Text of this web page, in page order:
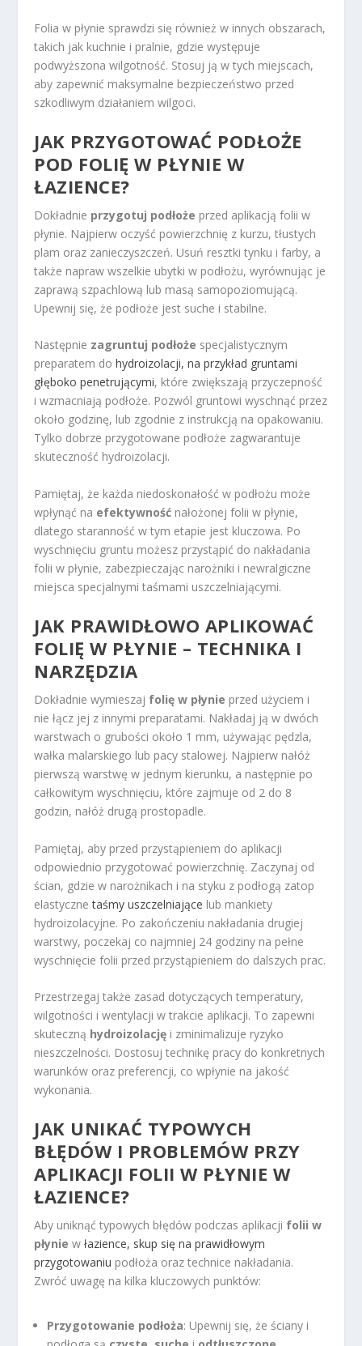
Folia w płynie sprawdzi się również w innych obszarach,
takich jak kuchnie i pralnie, gdzie występuje
podwyższona wilgotność. Stosuj ją w tych miejscach,
aby zapewnić maksymalne bezpieczeństwo przed
szkodliwym działaniem wilgoci.
JAK PRZYGOTOWAĆ PODŁOŻE
POD FOLIĘ W PŁYNIE W
ŁAZIENCE?
Dokładnie przygotuj podłoże przed aplikacją folii w
płynie. Najpierw oczyść powierzchnię z kurzu, tłustych
plam oraz zanieczyszczeń. Usuń resztki tynku i farby, a
także napraw wszelkie ubytki w podłożu, wyrównując je
zaprawą szpachlową lub masą samopoziomującą.
Upewnij się, że podłoże jest suche i stabilne.
Następnie zagruntuj podłoże specjalistycznym
preparatem dohydroizolacji, na przykład gruntami
głęboko penetrującymi, które zwiększają przyczepność
i wzmacniają podłoże. Pozwól gruntowi wyschnąć przez
około godzinę, lub zgodnie z instrukcją na opakowaniu.
Tylko dobrze przygotowane podłoże zagwarantuje
skuteczność hydroizolacji.
Pamiętaj, że każda niedoskonałość w podłożu może
wpłynąć na efektywność nałożonej folii w płynie,
dlatego staranność w tym etapie jest kluczowa. Po
wyschnięciu gruntu możesz przystąpić do nakładania
folii w płynie, zabezpieczając narożniki i newralgiczne
miejsca specjalnymi taśmami uszczelniającymi.
JAK PRAWIDŁOWO APLIKOWAĆ
FOLIĘ W PŁYNIE – TECHNIKA I
NARZĘDZIA
Dokładnie wymieszaj folię w płynie przed użyciem i
nie łącz jej z innymi preparatami. Nakładaj ją w dwóch
warstwach o grubości około 1 mm, używając pędzla,
wałka malarskiego lub pacy stalowej. Najpierw nałóż
pierwszą warstwę w jednym kierunku, a następnie po
całkowitym wyschnięciu, które zajmuje od 2 do 8
godzin, nałóż drugą prostopadle.
Pamiętaj, aby przed przystąpieniem do aplikacji
odpowiednio przygotować powierzchnię. Zaczynaj od
ścian, gdzie w narożnikach i na styku z podłogą zatop
elastycznetaśmy uszczelniające lub mankiety
hydroizolacyjne. Po zakończeniu nakładania drugiej
warstwy, poczekaj co najmniej 24 godziny na pełne
wyschnięcie folii przed przystąpieniem do dalszych prac.
Przestrzegaj także zasad dotyczących temperatury,
wilgotności i wentylacji w trakcie aplikacji. To zapewni
skuteczną hydroizolację i zminimalizuje ryzyko
nieszczelności. Dostosuj technikę pracy do konkretnych
warunków oraz preferencji, co wpłynie na jakość
wykonania.
JAK UNIKAĆ TYPOWYCH
BŁĘDÓW I PROBLEMÓW PRZY
APLIKACJI FOLII W PŁYNIE W
ŁAZIENCE?
Aby uniknąć typowych błędów podczas aplikacji folii w
płynie włazience, skup się na prawidłowym
przygotowaniu podłoża oraz technice nakładania.
Zwróć uwagę na kilka kluczowych punktów:
Przygotowanie podłoża: Upewnij się, że ściany i